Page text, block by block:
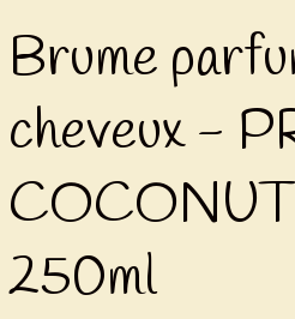
Brume
cheveux -
250ml